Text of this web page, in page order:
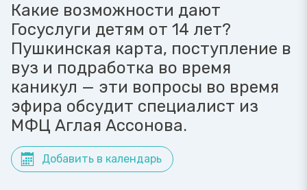
Какие возможности дают
Госуслуги детям от 14 лет?
Пушкинская карта, поступление в
вуз и подработка во время
каникул — эти вопросы во время
эфира обсудит специалист из
МФЦ Аглая Ассонова.
Добавить в календарь